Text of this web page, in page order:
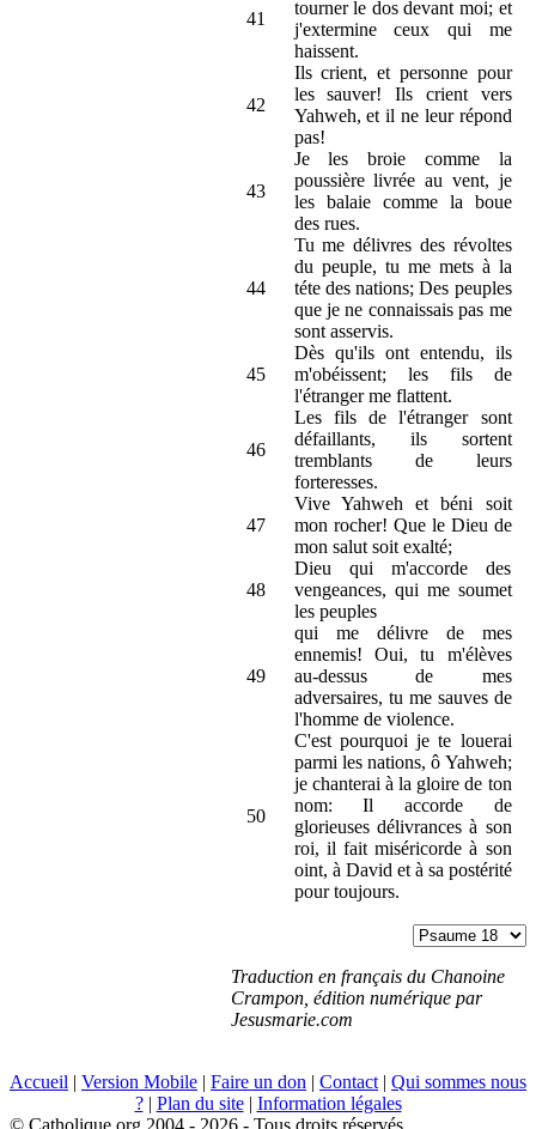
41
tourner le dos devant moi; et
j'extermine ceux qui me
haissent.
42
Ils crient, et personne pour
les sauver! Ils crient vers
Yahweh, et il ne leur répond
pas!
43
Je les broie comme la
poussière livrée au vent, je
les balaie comme la boue
des rues.
44
Tu me délivres des révoltes
du peuple, tu me mets à la
téte des nations; Des peuples
que je ne connaissais pas me
sont asservis.
45
Dès qu'ils ont entendu, ils
m'obéissent; les fils de
l'étranger me flattent.
46
Les fils de l'étranger sont
défaillants, ils sortent
tremblants de leurs
forteresses.
47
Vive Yahweh et béni soit
mon rocher! Que le Dieu de
mon salut soit exalté;
48
Dieu qui m'accorde des
vengeances, qui me soumet
les peuples
49
qui me délivre de mes
ennemis! Oui, tu m'élèves
au-dessus de mes
adversaires, tu me sauves de
l'homme de violence.
50
C'est pourquoi je te louerai
parmi les nations, ô Yahweh;
je chanterai à la gloire de ton
nom: Il accorde de
glorieuses délivrances à son
roi, il fait miséricorde à son
oint, à David et à sa postérité
pour toujours.
Traduction en français du Chanoine
Crampon, édition numérique par
Jesusmarie.com
Accueil | Version Mobile | Faire un don | Contact | Qui sommes nous
?| Plan du site| Information légales
© Catholique.org 2004 - 2026 - Tous droits réservés